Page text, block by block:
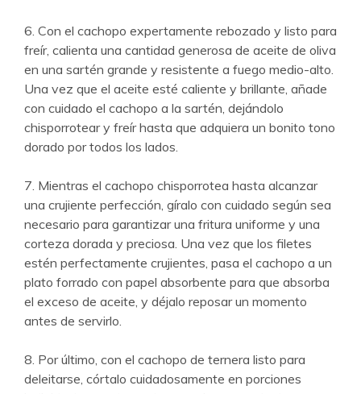
6. Con el cachopo expertamente rebozado y listo para
freír, calienta una cantidad generosa de aceite de oliva
en una sartén grande y resistente a fuego medio-alto.
Una vez que el aceite esté caliente y brillante, añade
con cuidado el cachopo a la sartén, dejándolo
chisporrotear y freír hasta que adquiera un bonito tono
dorado por todos los lados.
7. Mientras el cachopo chisporrotea hasta alcanzar
una crujiente perfección, gíralo con cuidado según sea
necesario para garantizar una fritura uniforme y una
corteza dorada y preciosa. Una vez que los filetes
estén perfectamente crujientes, pasa el cachopo a un
plato forrado con papel absorbente para que absorba
el exceso de aceite, y déjalo reposar un momento
antes de servirlo.
8. Por último, con el cachopo de ternera listo para
deleitarse, córtalo cuidadosamente en porciones